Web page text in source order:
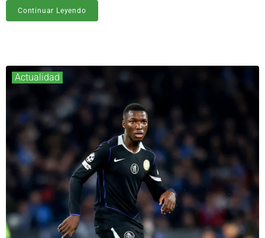
Continuar Leyendo
Actualidad